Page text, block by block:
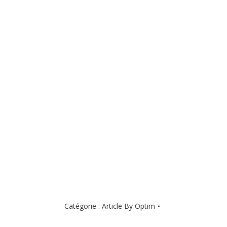
Catégorie : Article By Optim